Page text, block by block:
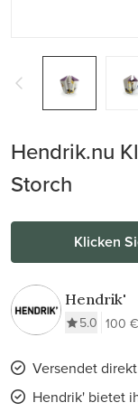
Hendrik.nu
Storch
Klicken
Hendrik'
5.0 100
Versendet
Hendrik' bietet